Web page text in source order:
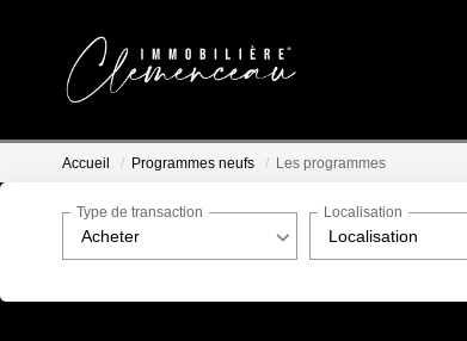
Accueil Programmes neufs Les programmes
Acheter
Type de transaction
Localisation
Localisation